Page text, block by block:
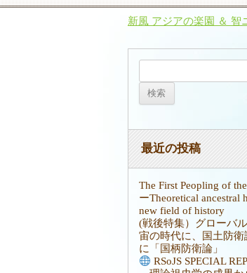
新風 アジアの楽園 ＆ 智
最近の投稿
The First Peopling of
ーTheoretical ancestral
new field of history
(戦後特集）グローバ
宙の時代に、国土防衛
に「国柄防衛論」
RSoJS SPECIAL